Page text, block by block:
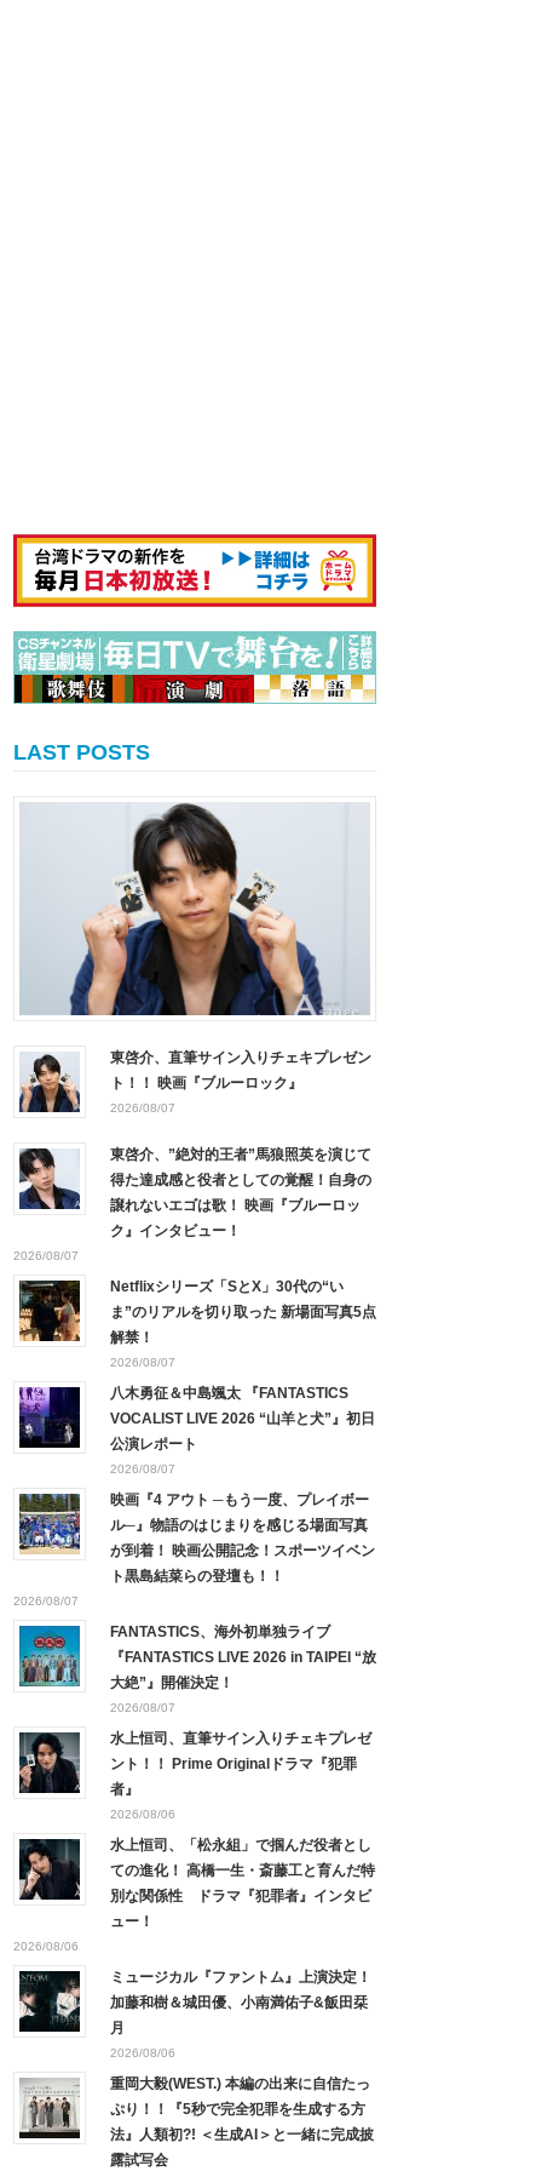
LAST POSTS
東啓介、直筆サイン入りチェキプレゼン
ト！！ 映画『ブルーロック』
2026/08/07
東啓介、”絶対的王者”馬狼照英を演じて
得た達成感と役者としての覚醒！自身の
譲れないエゴは歌！ 映画『ブルーロッ
ク』インタビュー！
2026/08/07
Netflixシリーズ「SとX」30代の“い
ま”のリアルを切り取った 新場面写真5点
解禁！
2026/08/07
八木勇征＆中島颯太 『FANTASTICS
VOCALIST LIVE 2026 “山羊と犬”』初日
公演レポート
2026/08/07
映画『4 アウト ─もう一度、プレイボー
ル─』物語のはじまりを感じる場面写真
が到着！ 映画公開記念！スポーツイベン
ト黒島結菜らの登壇も！！
2026/08/07
FANTASTICS、海外初単独ライブ
『FANTASTICS LIVE 2026 in TAIPEI “放
大絶”』開催決定！
2026/08/07
水上恒司、直筆サイン入りチェキプレゼ
ント！！ Prime Originalドラマ『犯罪
者』
2026/08/06
水上恒司、「松永組」で掴んだ役者とし
ての進化！ 高橋一生・斎藤工と育んだ特
別な関係性 ドラマ『犯罪者』インタビ
ュー！
2026/08/06
ミュージカル『ファントム』上演決定！
加藤和樹＆城田優、小南満佑子&飯田栞
月
2026/08/06
重岡大毅(WEST.) 本編の出来に自信たっ
ぷり！！『5秒で完全犯罪を生成する方
法』人類初?! ＜生成AI＞と一緒に完成披
露試写会